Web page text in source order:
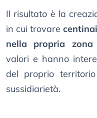
Il risultato è la
in cui trovare
nella propria zona
valori e hanno
del proprio
sussidiarietà.